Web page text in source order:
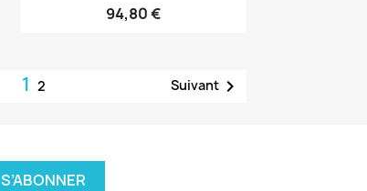
94,80 €
12 Suivant